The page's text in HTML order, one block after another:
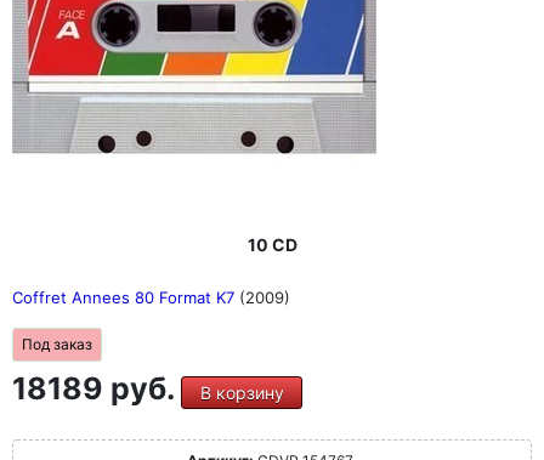
10 CD
Coffret Annees 80 Format K7 (2009)
Под заказ
18189 руб. В корзину